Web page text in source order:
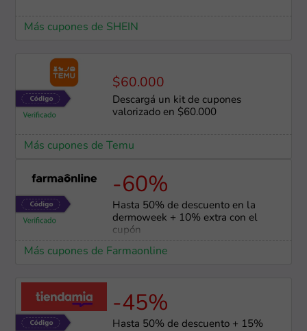
Más cupones de SHEIN
$60.000
Descargá un kit de cupones
valorizado en $60.000
Más cupones de Temu
-60%
Hasta 50% de descuento en la
dermoweek + 10% extra con el
cupón
Más cupones de Farmaonline
-45%
Hasta 50% de descuento + 15%